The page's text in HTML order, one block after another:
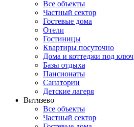
Все объекты
Частный сектор
Гостевые дома
Отели
Гостиницы
Квартиры посуточно
Дома и коттеджи под ключ
Базы отдыха
Пансионаты
Санатории
Детские лагеря
Витязево
Все объекты
Частный сектор